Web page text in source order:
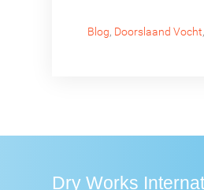
Blog, Doorslaand Vocht,
Dry Works